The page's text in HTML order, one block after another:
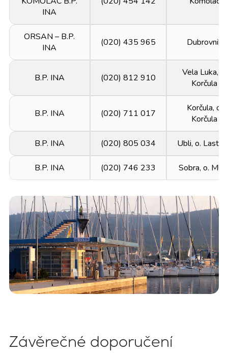
INA
ORSAN – B.P.
INA
(020) 435 965 Dubrovnik
B.P. INA (020) 812 910
Vela Luka, o.
Korčula
B.P. INA (020) 711 017
Korčula, o.
Korčula
B.P. INA (020) 805 034 Ubli, o.
B.P. INA (020) 746 233 Sobra, o.
Závěrečné doporučení